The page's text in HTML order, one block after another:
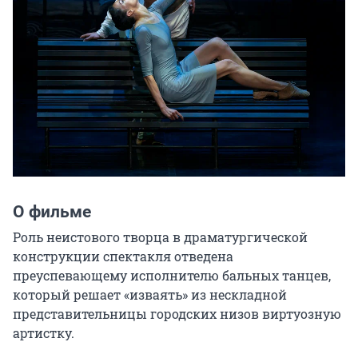
О фильме
Роль неистового творца в драматургической
конструкции спектакля отведена
преуспевающему исполнителю бальных танцев,
который решает «изваять» из нескладной
представительницы городских низов виртуозную
артистку.